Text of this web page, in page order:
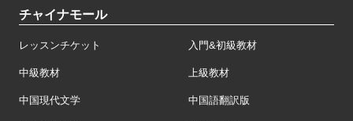
チャイナモール
レッスンチケット 入門&初級教材
中級教材 上級教材
中国現代文学 中国語翻訳版